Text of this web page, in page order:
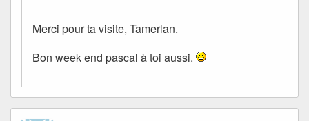
Merci pour ta visite, Tamerlan.
Bon week end pascal à toi aussi.